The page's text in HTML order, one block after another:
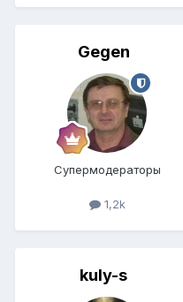
Gegen
Супермодераторы
1,2k
kuly-s